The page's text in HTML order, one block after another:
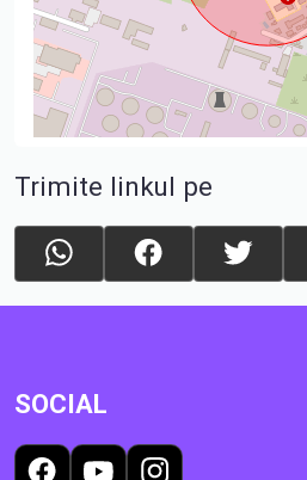
Trimite linkul pe
SOCIAL